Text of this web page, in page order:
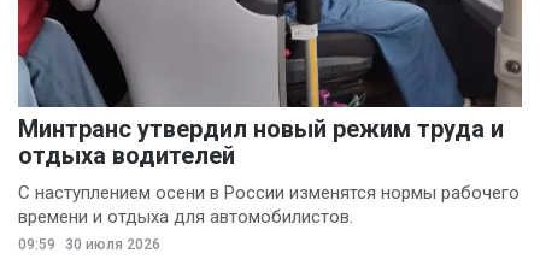
Минтранс утвердил новый режим труда и
отдыха водителей
С наступлением осени в России изменятся нормы рабочего
времени и отдыха для автомобилистов.
09:59 30 июля 2026